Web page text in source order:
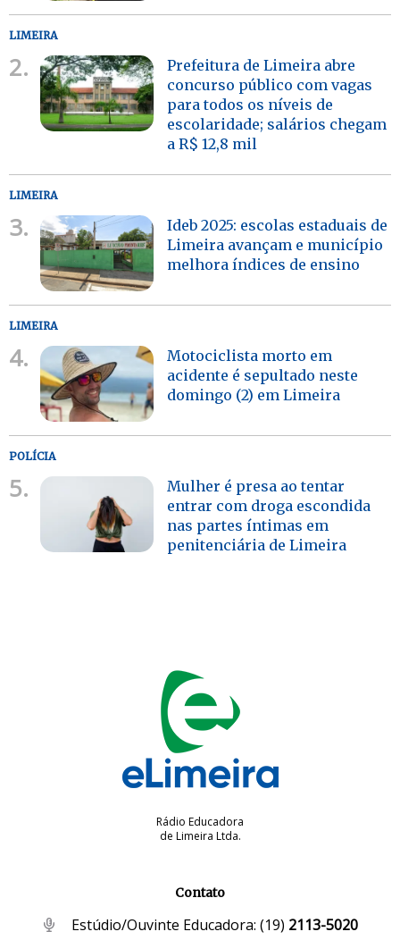
LIMEIRA
2.
Prefeitura de Limeira abre
concurso público com vagas
para todos os níveis de
escolaridade; salários chegam
a R$ 12,8 mil
LIMEIRA
3.
Ideb 2025: escolas estaduais de
Limeira avançam e município
melhora índices de ensino
LIMEIRA
4.
Motociclista morto em
acidente é sepultado neste
domingo (2) em Limeira
POLÍCIA
5.
Mulher é presa ao tentar
entrar com droga escondida
nas partes íntimas em
penitenciária de Limeira
Rádio Educadora
de Limeira Ltda.
Contato
Estúdio/Ouvinte Educadora: (19) 2113-5020